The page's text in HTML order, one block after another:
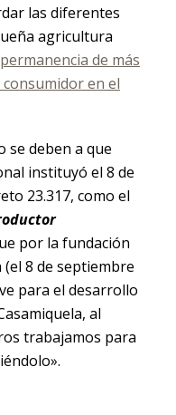
las diferentes
agricultura
de más
en el
se deben a que
instituyó el 8 de
23.317, como el
por la fundación
8 de septiembre
para el desarrollo
al
trabajamos para